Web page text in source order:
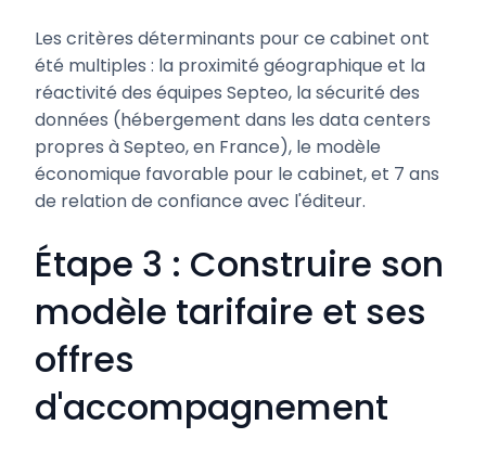
Les critères déterminants pour ce cabinet ont
été multiples : la proximité géographique et la
réactivité des équipes Septeo, la sécurité des
données (hébergement dans les data centers
propres à Septeo, en France), le modèle
économique favorable pour le cabinet, et 7 ans
de relation de confiance avec l'éditeur.
Étape 3 : Construire son
modèle tarifaire et ses
offres
d'accompagnement